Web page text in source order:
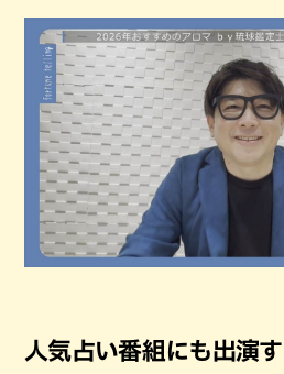
人気占い番組にも出演